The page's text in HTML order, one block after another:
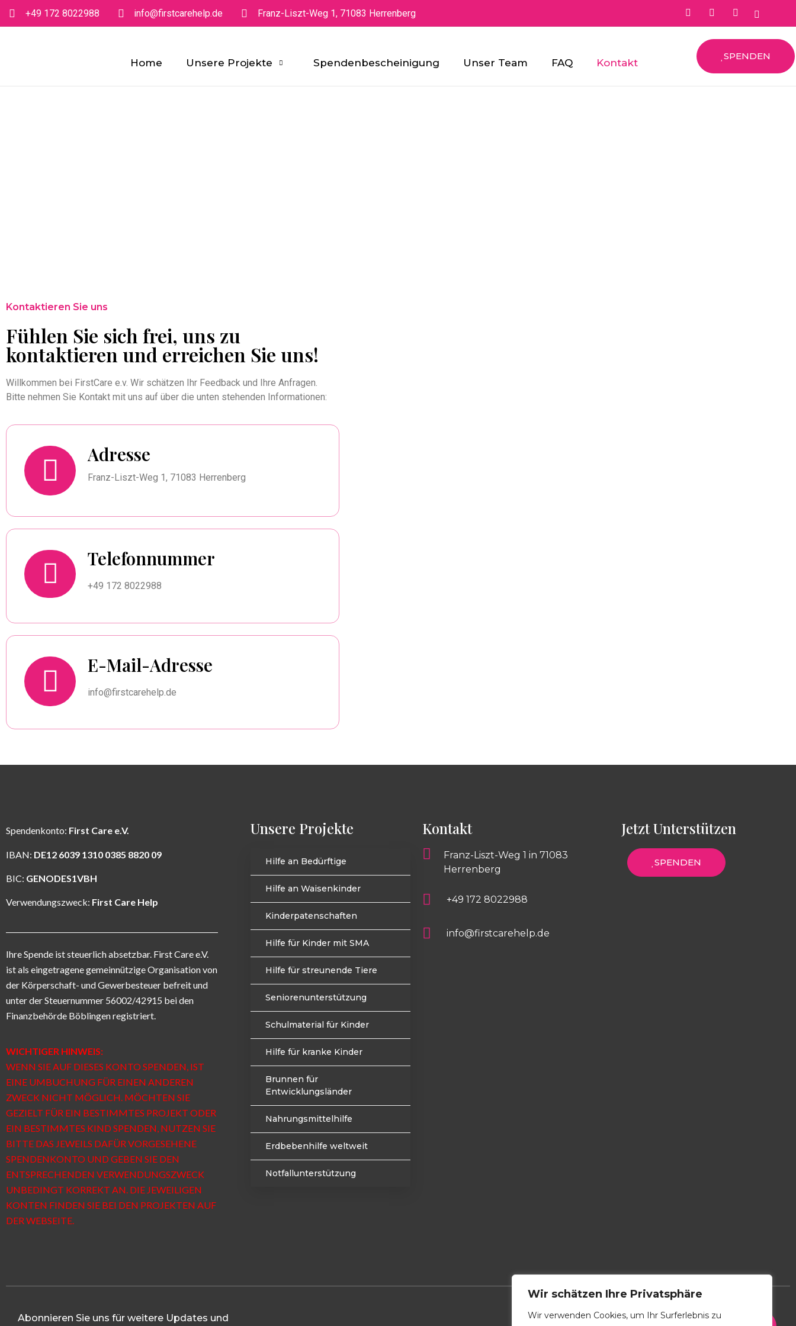
Wir schätzen Ihre Privatsphäre
Wir verwenden Cookies, um Ihr Surferlebnis zu
+49 172 8022988 info@firstcarehelp.de Franz-Liszt-Weg 1, 71083 Herrenberg
Home Unsere Projekte Spendenbescheinigung Unser Team FAQ Kontakt
SPENDEN
Kontaktieren Sie uns
Fühlen Sie sich frei, uns zu
kontaktieren und erreichen Sie uns!
Willkommen bei FirstCare e.v. Wir schätzen Ihr Feedback und Ihre Anfragen.
Bitte nehmen Sie Kontakt mit uns auf über die unten stehenden Informationen:
Adresse
Franz-Liszt-Weg 1, 71083 Herrenberg
Telefonnummer
+49 172 8022988
E-Mail-Adresse
info@firstcarehelp.de
Spendenkonto: First Care e.V.
IBAN: DE12 6039 1310 0385 8820 09
BIC: GENODES1VBH
Verwendungszweck: First Care Help
Ihre Spende ist steuerlich absetzbar. First Care e.V.
ist als eingetragene gemeinnützige Organisation von
der Körperschaft- und Gewerbesteuer befreit und
unter der Steuernummer 56002/42915 bei den
Finanzbehörde Böblingen registriert.
WICHTIGER HINWEIS:
WENN SIE AUF DIESES KONTO SPENDEN, IST
EINE UMBUCHUNG FÜR EINEN ANDEREN
ZWECK NICHT MÖGLICH. MÖCHTEN SIE
GEZIELT FÜR EIN BESTIMMTES PROJEKT ODER
EIN BESTIMMTES KIND SPENDEN, NUTZEN SIE
BITTE DAS JEWEILS DAFÜR VORGESEHENE
SPENDENKONTO UND GEBEN SIE DEN
ENTSPRECHENDEN VERWENDUNGSZWECK
UNBEDINGT KORREKT AN. DIE JEWEILIGEN
KONTEN FINDEN SIE BEI DEN PROJEKTEN AUF
DER WEBSEITE.
Unsere Projekte
Hilfe an Bedürftige
Hilfe an Waisenkinder
Kinderpatenschaften
Hilfe für Kinder mit SMA
Hilfe für streunende Tiere
Seniorenunterstützung
Schulmaterial für Kinder
Hilfe für kranke Kinder
Brunnen für
Entwicklungsländer
Nahrungsmittelhilfe
Erdbebenhilfe weltweit
Notfallunterstützung
Kontakt
Franz-Liszt-Weg 1 in 71083
Herrenberg
+49 172 8022988
info@firstcarehelp.de
Jetzt Unterstützen
SPENDEN
Abonnieren Sie uns für weitere Updates und